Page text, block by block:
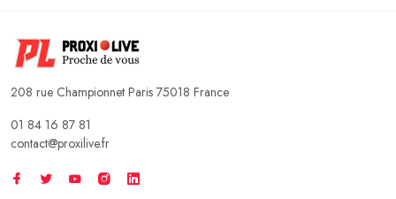
208 rue Championnet Paris 75018 France
01 84 16 87 81
contact@proxilive.fr